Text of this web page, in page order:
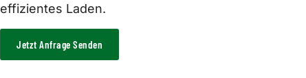
effizientes Laden.
Jetzt Anfrage Senden